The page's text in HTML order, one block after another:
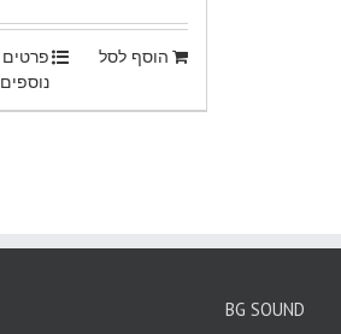
הוסף לסל
פרטים
נוספים
BG SOUND